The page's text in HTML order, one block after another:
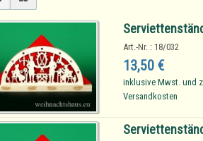
Art.-Nr. : 18/032
13,50 €
inklusive Mwst. und
Versandkosten